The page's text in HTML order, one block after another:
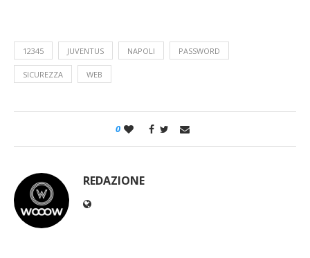
12345 JUVENTUS NAPOLI PASSWORD
SICUREZZA WEB
0
REDAZIONE